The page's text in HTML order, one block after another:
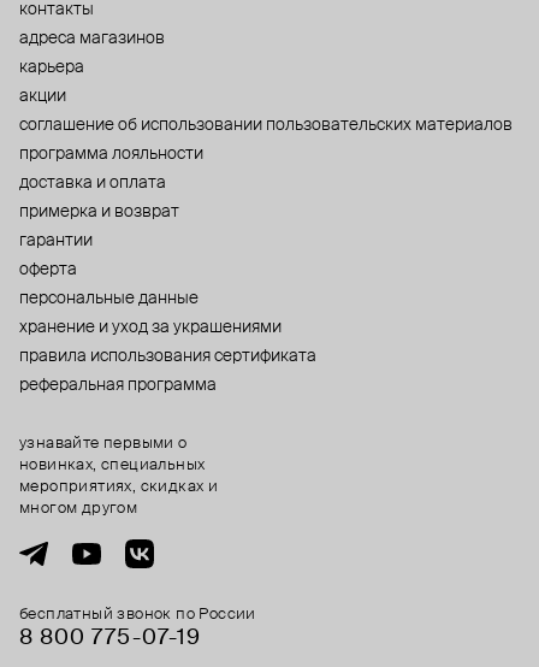
контакты
адреса магазинов
карьера
акции
cоглашение об использовании пользовательских материалов
программа лояльности
доставка и оплата
примерка и возврат
гарантии
оферта
персональные данные
хранение и уход за украшениями
правила использования сертификата
реферальная программа
бесплатный звонок по России
8 800 775⁠-07⁠-19
узнавайте первыми о
новинках, специальных
мероприятиях, скидках и
многом другом